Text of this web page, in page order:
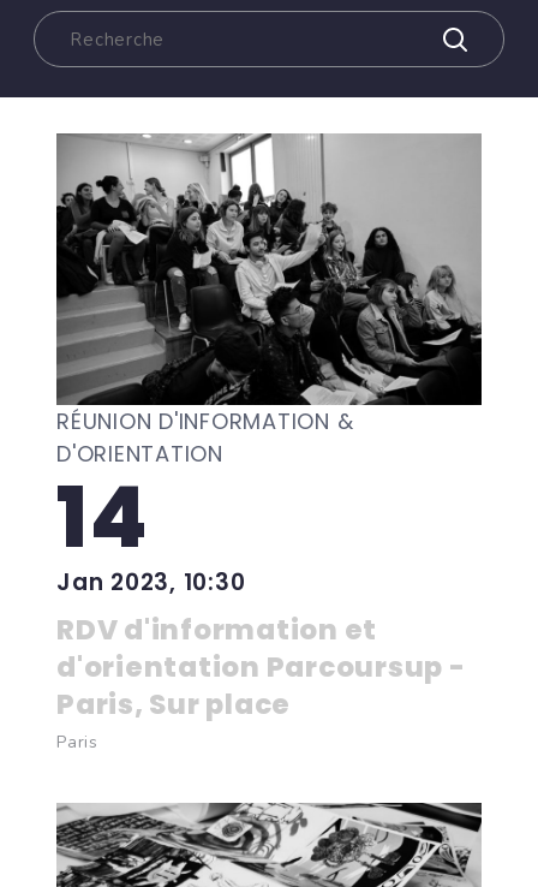
RÉUNION D'INFORMATION &
D'ORIENTATION
14
Jan 2023, 10:30
RDV d'information et
d'orientation Parcoursup -
Paris, Sur place
Paris